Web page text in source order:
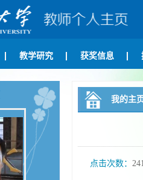
教学研究 获奖信息
我的主
点击次数：